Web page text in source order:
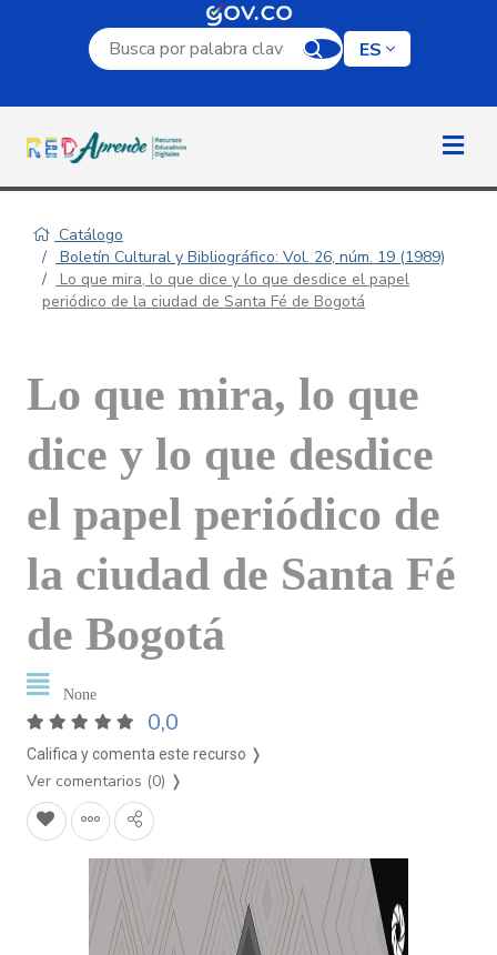
Campo de búsqueda por palabra clave
ES
Catálogo
Boletín Cultural y Bibliográfico: Vol. 26, núm. 19 (1989)
Lo que mira, lo que dice y lo que desdice el papel
periódico de la ciudad de Santa Fé de Bogotá
Lo que mira, lo que
dice y lo que desdice
el papel periódico de
la ciudad de Santa Fé
de Bogotá
None
0,0
Califica y comenta este recurso ❭
Ver comentarios (0) ❭